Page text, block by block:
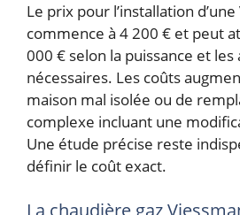
Le prix pour l’installation
commence à 4 200 € et peut
000 € selon la puissance et
nécessaires. Les coûts
maison mal isolée ou de
complexe incluant une
Une étude précise reste
définir le coût exact.
La chaudière gaz